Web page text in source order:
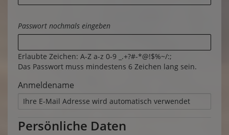
Passwort nochmals eingeben
Erlaubte Zeichen: A-Z a-z 0-9 _.+?#-*@!$%~/:;
Das Passwort muss mindestens 6 Zeichen lang sein.
Anmeldename
Persönliche Daten